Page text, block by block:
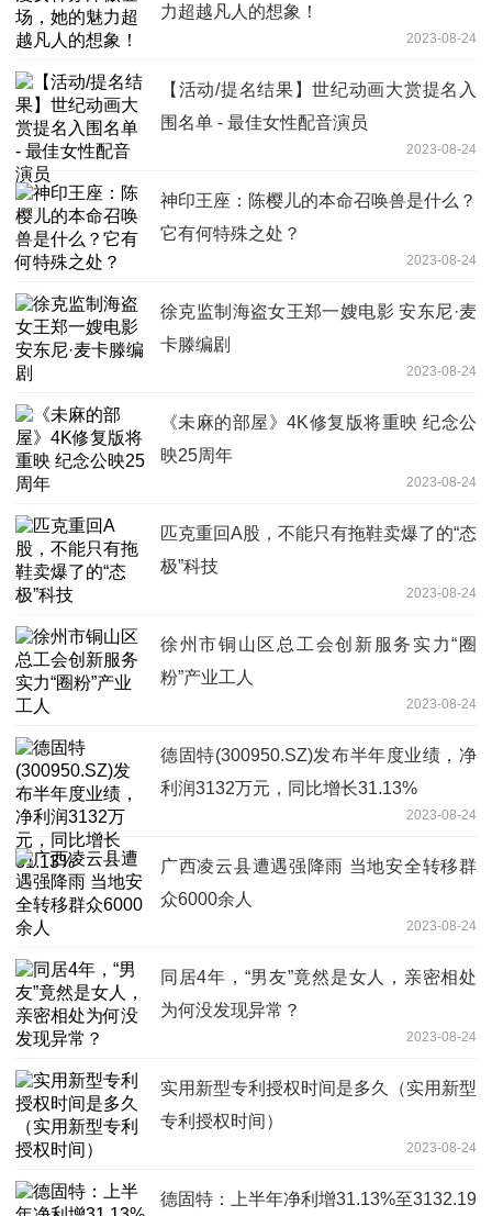
力超越凡人的想象！
2023-08-24
【活动/提名结果】世纪动画大赏提名入
围名单 - 最佳女性配音演员
2023-08-24
神印王座：陈樱儿的本命召唤兽是什么？
它有何特殊之处？
2023-08-24
徐克监制海盗女王郑一嫂电影 安东尼·麦
卡滕编剧
2023-08-24
《未麻的部屋》4K修复版将重映 纪念公
映25周年
2023-08-24
匹克重回A股，不能只有拖鞋卖爆了的“态
极”科技
2023-08-24
徐州市铜山区总工会创新服务实力“圈
粉”产业工人
2023-08-24
德固特(300950.SZ)发布半年度业绩，净
利润3132万元，同比增长31.13%
2023-08-24
广西凌云县遭遇强降雨 当地安全转移群
众6000余人
2023-08-24
同居4年，“男友”竟然是女人，亲密相处
为何没发现异常？
2023-08-24
实用新型专利授权时间是多久（实用新型
专利授权时间）
2023-08-24
德固特：上半年净利增31.13%至3132.19